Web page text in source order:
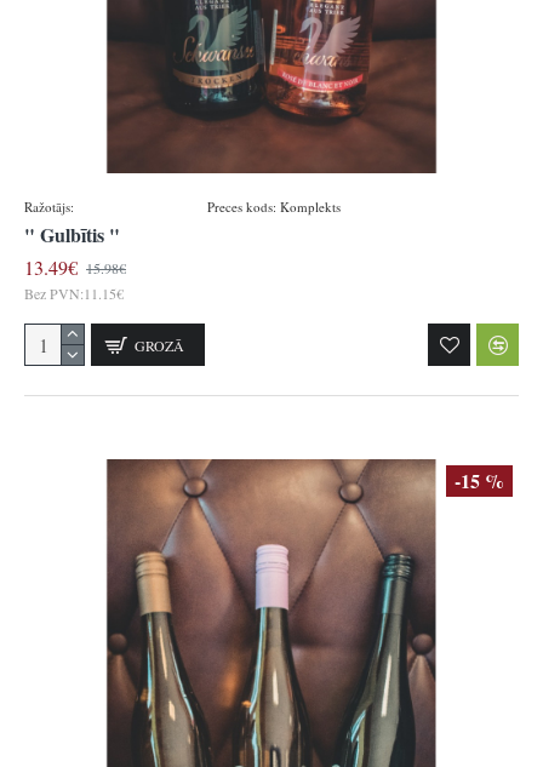
Ražotājs: Preces kods: Komplekts
" Gulbītis "
13.49€ 15.98€
Bez PVN:11.15€
GROZĀ
-15 %